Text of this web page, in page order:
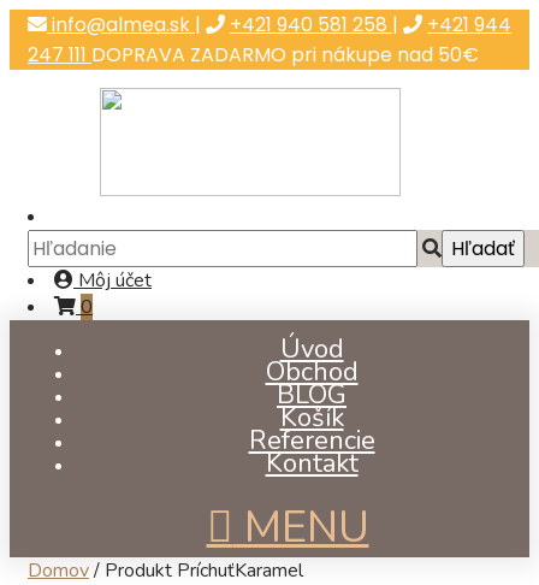
info@almea.sk | +421 940 581 258 |
+421 944
247 111 DOPRAVA ZADARMO pri nákupe nad 50€
Môj účet
0
Úvod
Obchod
BLOG
Košík
Referencie
Kontakt
MENU
Domov/ Produkt PríchuťKaramel